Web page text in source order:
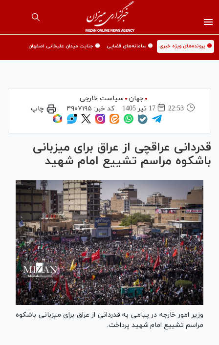
🟡 پرونده‌های ویژه خبری 🟡 سامانه‌های قضایی 🟡 جنایت میدان علیخانی اصفهان
جهان
سیاست خارجی
22:53
17 تير 1405 کد خبر: ۴۹۰۷۱۹۵ چاپ
قدردانی عراقچی از عراق برای میزبانی
باشکوه مراسم تشییع امام شهید
وزیر امور خارجه در پیامی به قدردانی از عراق برای میزبانی باشکوه
مراسم تشییع امام شهید پرداخت.